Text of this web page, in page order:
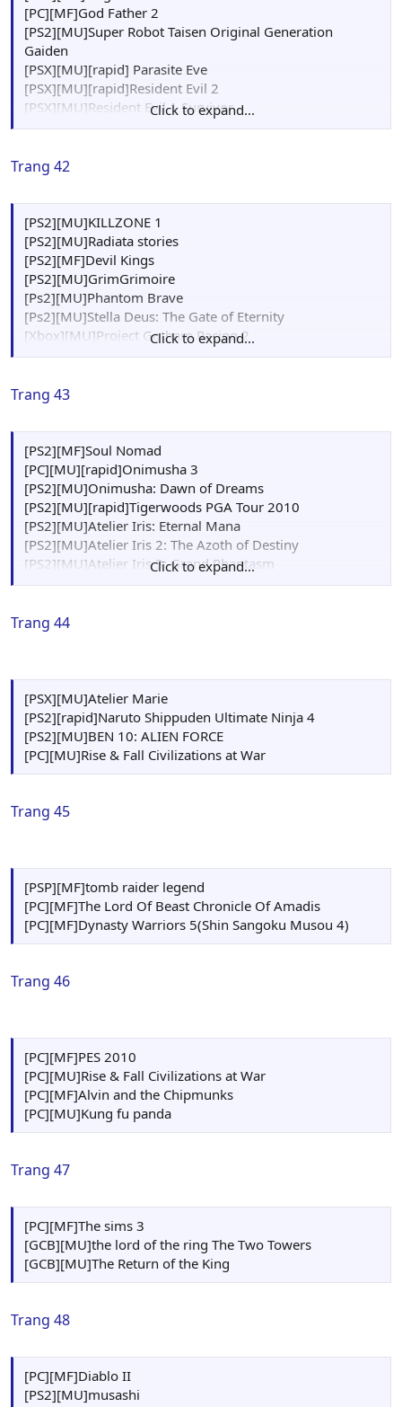
[PC][MF]God Father 2
[PS2][MU]Super Robot Taisen Original Generation
Gaiden
[PSX][MU][rapid] Parasite Eve
[PSX][MU][rapid]Resident Evil 2
[PSX][MU]Resident Evil 1 Survivor
[Ps2][rapid]FIFA 10
Click to expand...
Trang 42
[PS2][MU]KILLZONE 1
[PS2][MU]Radiata stories
[PS2][MF]Devil Kings
[PS2][MU]GrimGrimoire
[Ps2][MU]Phantom Brave
[Ps2][MU]Stella Deus: The Gate of Eternity
[Xbox][MU]Project Gotham Racing 2
[Ps2][MF]Yu-Gi-Oh! GX: The Beginning of Destiny
Click to expand...
Trang 43
[PS2][MF]Soul Nomad
[PC][MU][rapid]Onimusha 3
[PS2][MU]Onimusha: Dawn of Dreams
[PS2][MU][rapid]Tigerwoods PGA Tour 2010
[PS2][MU]Atelier Iris: Eternal Mana
[PS2][MU]Atelier Iris 2: The Azoth of Destiny
[PS2][MU]Atelier Iris 3: Grand Phantasm
[PS2][MU]Mana Khemia: Alchemists of Al-Revis
[Ps2][MF][MU]Makai Kingdom: Chronicles of the Sacred
[PS2][MU]Magna Carta: Tears of Blood
[PC][rapid]Full Metal Sister Marilu
Click to expand...
Trang 44
[PSX][MU]Atelier Marie
[PS2][rapid]Naruto Shippuden Ultimate Ninja 4
[PS2][MU]BEN 10: ALIEN FORCE
[PC][MU]Rise & Fall Civilizations at War
Trang 45
[PSP][MF]tomb raider legend
[PC][MF]The Lord Of Beast Chronicle Of Amadis
[PC][MF]Dynasty Warriors 5(Shin Sangoku Musou 4)
Trang 46
[PC][MF]PES 2010
[PC][MU]Rise & Fall Civilizations at War
[PC][MF]Alvin and the Chipmunks
[PC][MU]Kung fu panda
Trang 47
[PC][MF]The sims 3
[GCB][MU]the lord of the ring The Two Towers
[GCB][MU]The Return of the King
Trang 48
[PC][MF]Diablo II
[PS2][MU]musashi